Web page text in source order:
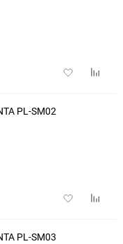
Добавить
PL-SM02
Добавить
PL-SM03